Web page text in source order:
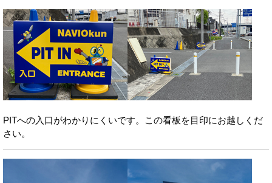
PITへの入口がわかりにくいです。この看板を目印にお越しくだ
さい。